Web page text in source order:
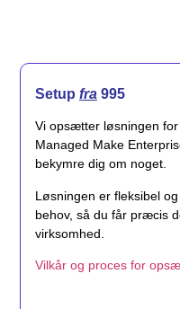
Setup fra 995
Vi opsætter løsningen
Managed Make
bekymre dig om noget.
Løsningen er fleksibel
behov, så du får præcis
virksomhed.
Vilkår og proces for